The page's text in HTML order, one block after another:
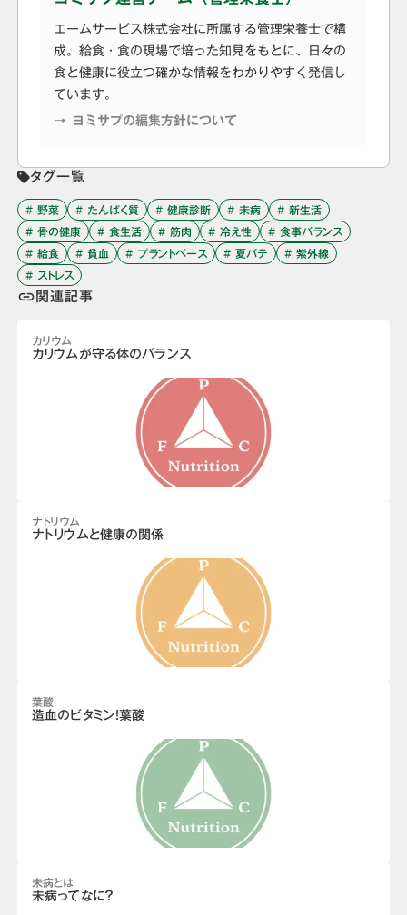
エームサービス株式会社に所属する管理栄養士で構
成。給食・食の現場で培った知見をもとに、日々の
食と健康に役立つ確かな情報をわかりやすく発信し
ています。
→ ヨミサプの編集方針について
タグ一覧
# 野菜 # たんぱく質 # 健康診断 # 未病
# 新生活
# 骨の健康
# 食生活 # 筋肉 # 冷え性
# 食事バランス
# 給食
# 貧血 # プラントベース # 夏バテ
# 紫外線
# ストレス
link関連記事
カリウム
カリウムが守る体のバランス
ナトリウム
ナトリウムと健康の関係
葉酸
造血のビタミン！葉酸
未病とは
未病ってなに？